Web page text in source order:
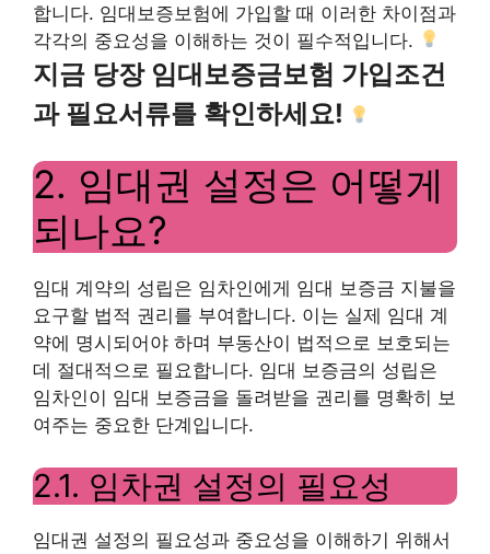
합니다. 임대보증보험에 가입할 때 이러한 차이점과
각각의 중요성을 이해하는 것이 필수적입니다.
지금 당장 임대보증금보험 가입조건
과 필요서류를 확인하세요!
2. 임대권 설정은 어떻게
되나요?
임대 계약의 성립은 임차인에게 임대 보증금 지불을
요구할 법적 권리를 부여합니다. 이는 실제 임대 계
약에 명시되어야 하며 부동산이 법적으로 보호되는
데 절대적으로 필요합니다. 임대 보증금의 성립은
임차인이 임대 보증금을 돌려받을 권리를 명확히 보
여주는 중요한 단계입니다.
2.1. 임차권 설정의 필요성
임대권 설정의 필요성과 중요성을 이해하기 위해서